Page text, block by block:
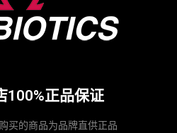
100%正品保证
买的商品为品牌直供正品